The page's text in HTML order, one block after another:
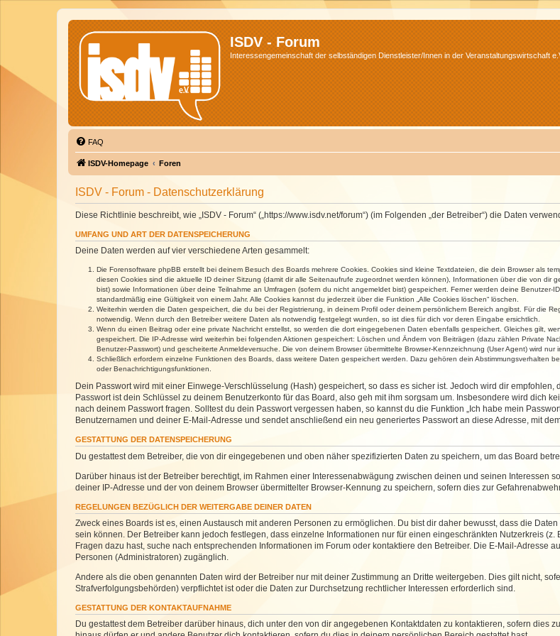
ISDV - Forum
Interessengemeinschaft der selbständigen Dienstleister/Innen in der Veranstaltungswirtschaft
FAQ
ISDV-Homepage Foren
ISDV - Forum - Datenschutzerklärung
Diese Richtlinie beschreibt, wie „ISDV - Forum“ („https://www.isdv.net/forum“) (im Folgenden „der Betreiber“) die Daten
UMFANG UND ART DER DATENSPEICHERUNG
Deine Daten werden auf vier verschiedene Arten gesammelt:
Die Forensoftware phpBB erstellt bei deinem Besuch des Boards mehrere Cookies. Cookies sind kleine Textdateien, die dein Browser als
diesen Cookies sind die aktuelle ID deiner Sitzung (damit dir alle Seitenaufrufe zugeordnet werden können), Informationen über die von
bist) sowie Informationen über deine Teilnahme an Umfragen (sofern du nicht angemeldet bist) gespeichert. Ferner werden deine
standardmäßig eine Gültigkeit von einem Jahr. Alle Cookies kannst du jederzeit über die Funktion „Alle Cookies löschen“ löschen.
Weiterhin werden die Daten gespeichert, die du bei der Registrierung, in deinem Profil oder deinem persönlichem Bereich angibst. Für die
notwendig. Wenn durch den Betreiber weitere Daten als notwendig festgelegt wurden, so ist dies für dich vor deren Eingabe ersichtlich.
Wenn du einen Beitrag oder eine private Nachricht erstellst, so werden die dort eingegebenen Daten ebenfalls gespeichert. Gleiches gilt,
gespeichert. Die IP-Adresse wird weiterhin bei folgenden Aktionen gespeichert: Löschen und Ändern von Beiträgen (dazu zählen Private
Benutzer-Passwort) und gescheiterte Anmeldeversuche. Die von deinem Browser übermittelte Browser-Kennzeichnung (User Agent) wird
Schließlich erfordern einzelne Funktionen des Boards, dass weitere Daten gespeichert werden. Dazu gehören dein Abstimmungsverhalten
oder Benachrichtigungsfunktionen.
Dein Passwort wird mit einer Einwege-Verschlüsselung (Hash) gespeichert, so dass es sicher ist. Jedoch wird dir
Passwort ist dein Schlüssel zu deinem Benutzerkonto für das Board, also geh mit ihm sorgsam um. Insbesondere wird dich
nach deinem Passwort fragen. Solltest du dein Passwort vergessen haben, so kannst du die Funktion „Ich habe mein
Benutzernamen und deiner E-Mail-Adresse und sendet anschließend ein neu generiertes Passwort an diese Adresse, mit
GESTATTUNG DER DATENSPEICHERUNG
Du gestattest dem Betreiber, die von dir eingegebenen und oben näher spezifizierten Daten zu speichern, um das Board
Darüber hinaus ist der Betreiber berechtigt, im Rahmen einer Interessenabwägung zwischen deinen und seinen Interessen
deiner IP-Adresse und der von deinem Browser übermittelter Browser-Kennung zu speichern, sofern dies zur
REGELUNGEN BEZÜGLICH DER WEITERGABE DEINER DATEN
Zweck eines Boards ist es, einen Austausch mit anderen Personen zu ermöglichen. Du bist dir daher bewusst, dass die
sein können. Der Betreiber kann jedoch festlegen, dass einzelne Informationen nur für einen eingeschränkten Nutzerkreis
Fragen dazu hast, suche nach entsprechenden Informationen im Forum oder kontaktiere den Betreiber. Die E-Mail-Adresse
Personen (Administratoren) zugänglich.
Andere als die oben genannten Daten wird der Betreiber nur mit deiner Zustimmung an Dritte weitergeben. Dies gilt nicht,
Strafverfolgungsbehörden) verpflichtet ist oder die Daten zur Durchsetzung rechtlicher Interessen erforderlich sind.
GESTATTUNG DER KONTAKTAUFNAHME
Du gestattest dem Betreiber darüber hinaus, dich unter den von dir angegebenen Kontaktdaten zu kontaktieren, sofern dies